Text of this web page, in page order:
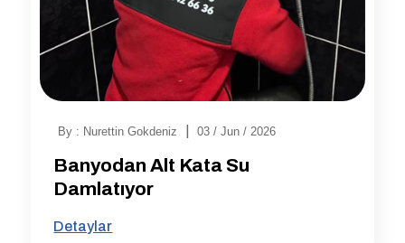
By : Nurettin Gokdeniz 03 / Jun / 2026
Banyodan Alt Kata Su
Damlatıyor
Detaylar